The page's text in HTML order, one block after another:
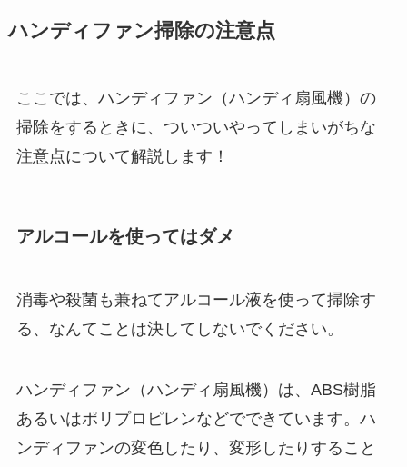
ハンディファン掃除の注意点
ここでは、ハンディファン（ハンディ扇風機）の
掃除をするときに、ついついやってしまいがちな
注意点について解説します！
アルコールを使ってはダメ
消毒や殺菌も兼ねてアルコール液を使って掃除す
る、なんてことは決してしないでください。
ハンディファン（ハンディ扇風機）は、ABS樹脂
あるいはポリプロピレンなどでできています。ハ
ンディファンの変色したり、変形したりすること